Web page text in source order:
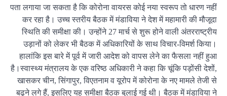
पता लगाया जा सकता है कि कोरोना वायरस कोई नया स्वरूप तो धारण नहीं
कर रहा है। उच्च स्तरीय बैठक में मंडाविया ने देश में महामारी की मौजूदा
स्थिति की समीक्षा की। उन्होंने 27 मार्च से शुरू होने वाली अंतरराष्ट्रीय
उड़ानों को लेकर भी बैठक में अधिकारियों के साथ विचार-विमर्श किया।
हालांकि इस बारे में पूर्व में जारी आदेश को वापस लेने का फैसला नहीं हुआ
है।स्वास्थ्य मंत्रालय के एक वरिष्ठ अधिकारी ने कहा कि चूंकि पड़ोंसी देशों,
खासकर चीन, सिंगापुर, विएतनाम व यूरोप में कोरोना के नए मामले तेजी से
बढ़ने लगे हैं, इसलिए यह समीक्षा बैठक बुलाई गई थी। बैठक में मंडाविया ने